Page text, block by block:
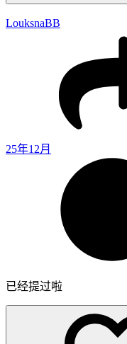
LouksnaBB
25年12月
已经提过啦